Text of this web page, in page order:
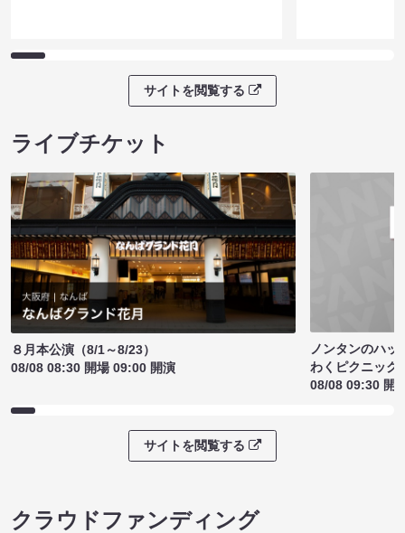
サイトを閲覧する
ライブチケット
８月本公演（8/1～8/23）
08/08 08:30 開場 09:00 開演
ノンタンのハッ
わくピクニック
08/08 09:30 開
サイトを閲覧する
クラウドファンディング